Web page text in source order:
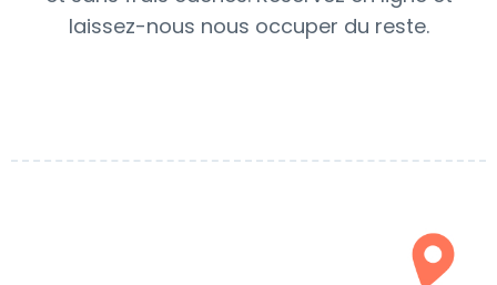
laissez-nous nous occuper du reste.